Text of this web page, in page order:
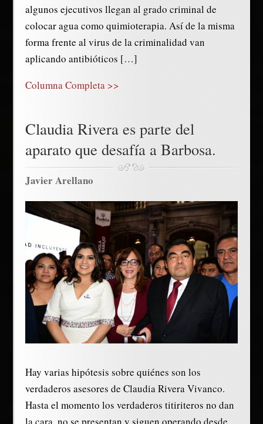
algunos ejecutivos llegan al grado criminal de
colocar agua como quimioterapia. Así de la misma
forma frente al virus de la criminalidad van
aplicando antibióticos […]
Columna Completa >>
Claudia Rivera es parte del
aparato que desafía a Barbosa.
Javier Arellano
Hay varias hipótesis sobre quiénes son los
verdaderos asesores de Claudia Rivera Vivanco.
Hasta el momento los verdaderos titiriteros no dan
la cara, no se presentan y siguen operando desde